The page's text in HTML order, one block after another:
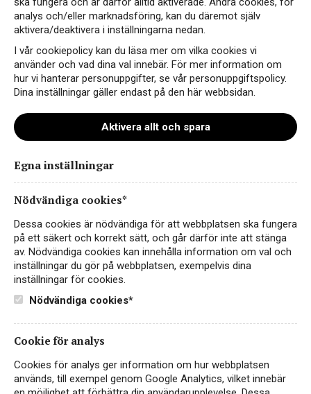
Massimo_grande_rosso_guld
kopiera
Instagram
analys och/eller marknadsföring, kan du däremot själv
aktivera/deaktivera i inställningarna nedan.
I vår cookiepolicy kan du läsa mer om vilka cookies vi
använder och vad dina val innebär. För mer information om
hur vi hanterar personuppgifter, se vår personuppgiftspolicy.
Dina inställningar gäller endast på den här webbsidan.
Aktivera allt och spara
Egna inställningar
Nödvändiga cookies*
Dessa cookies är nödvändiga för att webbplatsen ska fungera
på ett säkert och korrekt sätt, och går därför inte att stänga
av. Nödvändiga cookies kan innehålla information om val och
inställningar du gör på webbplatsen, exempelvis dina
inställningar för cookies.
Nödvändiga cookies*
Cookie för analys
Cookies för analys ger information om hur webbplatsen
används, till exempel genom Google Analytics, vilket innebär